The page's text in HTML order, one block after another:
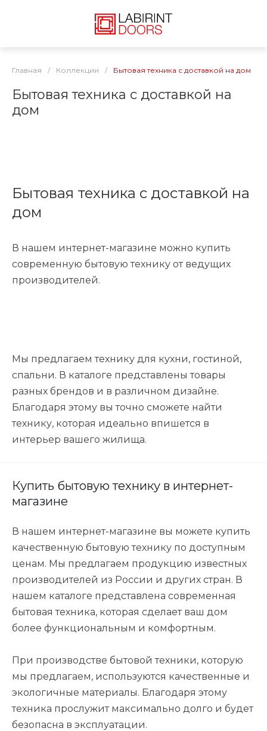
Главная / Коллекции / Бытовая техника с доставкой на дом
Бытовая техника с доставкой на
дом
Бытовая техника с доставкой на
дом
В нашем интернет-магазине можно купить
современную бытовую технику от ведущих
производителей.
Мы предлагаем технику для кухни, гостиной,
спальни. В каталоге представлены товары
разных брендов и в различном дизайне.
Благодаря этому вы точно сможете найти
технику, которая идеально впишется в
интерьер вашего жилища.
Купить бытовую технику в интернет-
магазине
В нашем интернет-магазине вы можете купить
качественную бытовую технику по доступным
ценам. Мы предлагаем продукцию известных
производителей из России и других стран. В
нашем каталоге представлена современная
бытовая техника, которая сделает ваш дом
более функциональным и комфортным.
При производстве бытовой техники, которую
мы предлагаем, используются качественные и
экологичные материалы. Благодаря этому
техника прослужит максимально долго и будет
безопасна в эксплуатации.